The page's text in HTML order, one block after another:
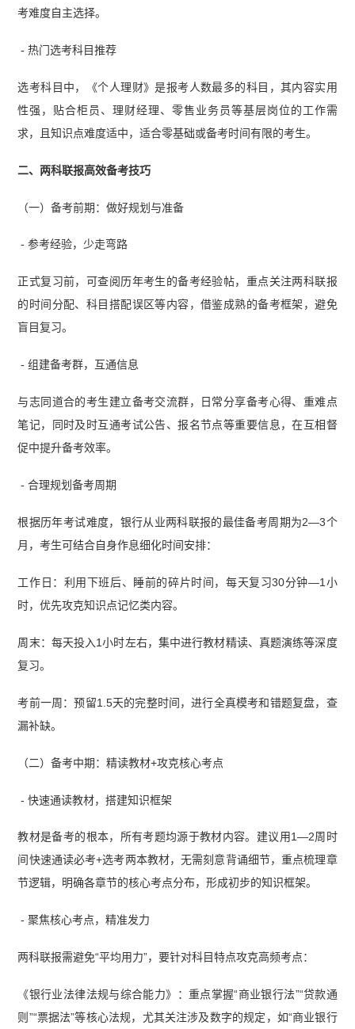
考难度自主选择。
- 热门选考科目推荐
选考科目中，《个人理财》是报考人数最多的科目，其内容实用
性强，贴合柜员、理财经理、零售业务员等基层岗位的工作需
求，且知识点难度适中，适合零基础或备考时间有限的考生。
二、两科联报高效备考技巧
（一）备考前期：做好规划与准备
- 参考经验，少走弯路
正式复习前，可查阅历年考生的备考经验帖，重点关注两科联报
的时间分配、科目搭配误区等内容，借鉴成熟的备考框架，避免
盲目复习。
- 组建备考群，互通信息
与志同道合的考生建立备考交流群，日常分享备考心得、重难点
笔记，同时及时互通考试公告、报名节点等重要信息，在互相督
促中提升备考效率。
- 合理规划备考周期
根据历年考试难度，银行从业两科联报的最佳备考周期为2—3个
月，考生可结合自身作息细化时间安排：
工作日：利用下班后、睡前的碎片时间，每天复习30分钟—1小
时，优先攻克知识点记忆类内容。
周末：每天投入1小时左右，集中进行教材精读、真题演练等深度
复习。
考前一周：预留1.5天的完整时间，进行全真模考和错题复盘，查
漏补缺。
（二）备考中期：精读教材+攻克核心考点
- 快速通读教材，搭建知识框架
教材是备考的根本，所有考题均源于教材内容。建议用1—2周时
间快速通读必考+选考两本教材，无需刻意背诵细节，重点梳理章
节逻辑，明确各章节的核心考点分布，形成初步的知识框架。
- 聚焦核心考点，精准发力
两科联报需避免“平均用力”，要针对科目特点攻克高频考点：
《银行业法律法规与综合能力》：重点掌握“商业银行法”“贷款通
则”“票据法”等核心法规，尤其关注涉及数字的规定，如“商业银行